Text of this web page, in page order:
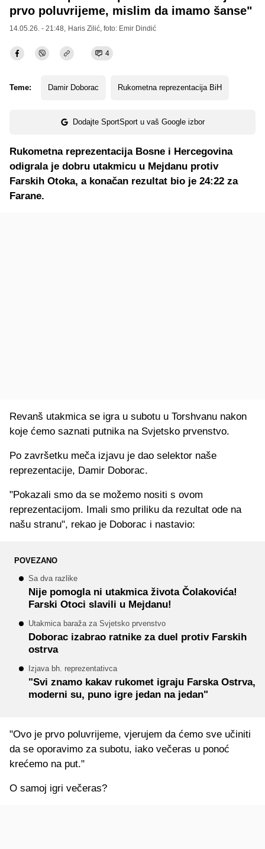
prvo poluvrijeme, mislim da imamo šanse"
14.05.26. - 21:48, Haris Zilić , foto: Emir Dindić
4
Teme: Damir Doborac Rukometna reprezentacija BiH
Dodajte SportSport u vaš Google izbor
Rukometna reprezentacija Bosne i Hercegovina
odigrala je dobru utakmicu u Mejdanu protiv
Farskih Otoka, a konačan rezultat bio je 24:22 za
Farane.
Revanš utakmica se igra u subotu u Torshvanu nakon
koje ćemo saznati putnika na Svjetsko prvenstvo.
Po završetku meča izjavu je dao selektor naše
reprezentacije, Damir Doborac.
"Pokazali smo da se možemo nositi s ovom
reprezentacijom. Imali smo priliku da rezultat ode na
našu stranu", rekao je Doborac i nastavio:
POVEZANO
Sa dva razlike
Nije pomogla ni utakmica života Čolakovića!
Farski Otoci slavili u Mejdanu!
Utakmica baraža za Svjetsko prvenstvo
Doborac izabrao ratnike za duel protiv Farskih
ostrva
Izjava bh. reprezentativca
"Svi znamo kakav rukomet igraju Farska Ostrva,
moderni su, puno igre jedan na jedan"
"Ovo je prvo poluvrijeme, vjerujem da ćemo sve učiniti
da se oporavimo za subotu, iako večeras u ponoć
krećemo na put."
O samoj igri večeras?